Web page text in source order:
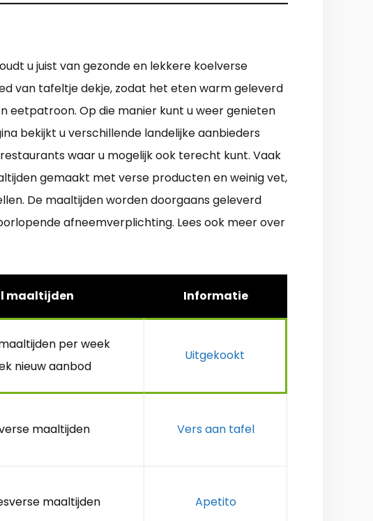
u juist van gezonde en lekkere koelverse
van tafeltje dekje, zodat het eten warm geleverd
eetpatroon. Op die manier kunt u weer genieten
bekijkt u verschillende landelijke aanbieders
waar u mogelijk ook terecht kunt. Vaak
gemaakt met verse producten en weinig vet,
De maaltijden worden doorgaans geleverd
afneemverplichting. Lees ook meer over
maaltijden Informatie
per week
nieuw aanbod
Uitgekookt
maaltijden Vers aan tafel
maaltijden Apetito